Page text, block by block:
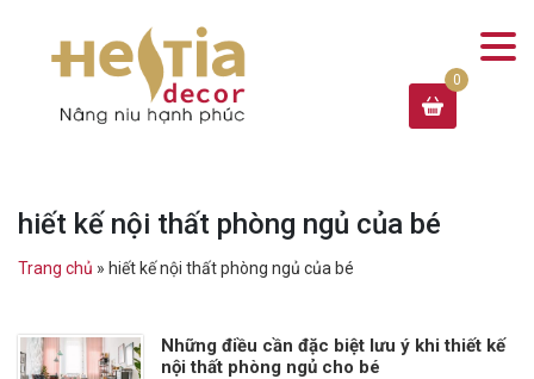
hiết kế nội thất phòng ngủ của bé
Trang chủ » hiết kế nội thất phòng ngủ của bé
Những điều cần đặc biệt lưu ý khi thiết kế
nội thất phòng ngủ cho bé